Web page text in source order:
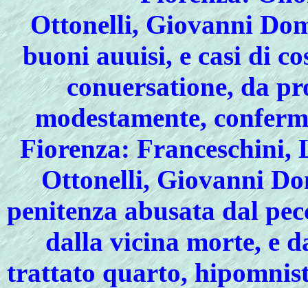
Ottonelli, Giovanni
buoni auuisi, e casi di
conuersatione, da
modestamente,
Fiorenza: Franceschini,
Ottonelli, Giovanni
penitenza abusata dal
dalla vicina morte, e
trattato quarto,